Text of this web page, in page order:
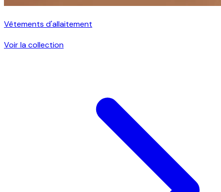
Vêtements d'allaitement
Voir la collection